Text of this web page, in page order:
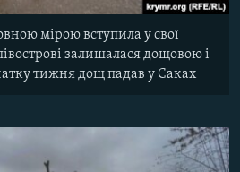
мірою вступила у свої
залишалася дощовою і
тижня дощ падав у Саках